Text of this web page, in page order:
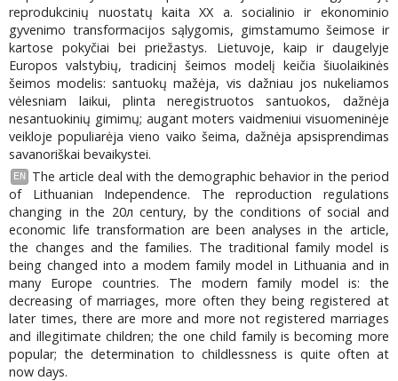
reprodukcinių nuostatų kaita XX a. socialinio ir ekonominio
gyvenimo transformacijos sąlygomis, gimstamumo šeimose ir
kartose pokyčiai bei priežastys. Lietuvoje, kaip ir daugelyje
Europos valstybių, tradicinį šeimos modelį keičia šiuolaikinės
šeimos modelis: santuokų mažėja, vis dažniau jos nukeliamos
vėlesniam laikui, plinta neregistruotos santuokos, dažnėja
nesantuokinių gimimų; augant moters vaidmeniui visuomeninėje
veikloje populiarėja vieno vaiko šeima, dažnėja apsisprendimas
savanoriškai bevaikystei.
EN
The article deal with the demographic behavior in the period
of Lithuanian Independence. The reproduction regulations
changing in the 20л century, by the conditions of social and
economic life transformation are been analyses in the article,
the changes and the families. The traditional family model is
being changed into a modem family model in Lithuania and in
many Europe countries. The modern family model is: the
decreasing of marriages, more often they being registered at
later times, there are more and more not registered marriages
and illegitimate children; the one child family is becoming more
popular; the determination to childlessness is quite often at
now days.